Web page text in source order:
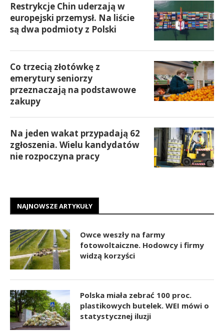
Restrykcje Chin uderzają w
europejski przemysł. Na liście
są dwa podmioty z Polski
Co trzecią złotówkę z
emerytury seniorzy
przeznaczają na podstawowe
zakupy
Na jeden wakat przypadają 62
zgłoszenia. Wielu kandydatów
nie rozpoczyna pracy
NAJNOWSZE ARTYKUŁY
Owce weszły na farmy
fotowoltaiczne. Hodowcy i firmy
widzą korzyści
Polska miała zebrać 100 proc.
plastikowych butelek. WEI mówi o
statystycznej iluzji